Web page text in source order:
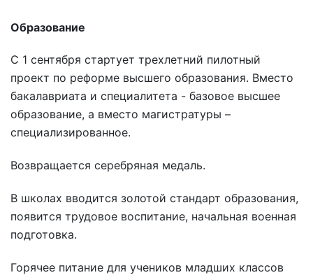
Образование
С 1 сентября стартует трехлетний пилотный
проект по реформе высшего образования. Вместо
бакалавриата и специалитета - базовое высшее
образование, а вместо магистратуры –
специализированное.
Возвращается серебряная медаль.
В школах вводится золотой стандарт образования,
появится трудовое воспитание, начальная военная
подготовка.
Горячее питание для учеников младших классов